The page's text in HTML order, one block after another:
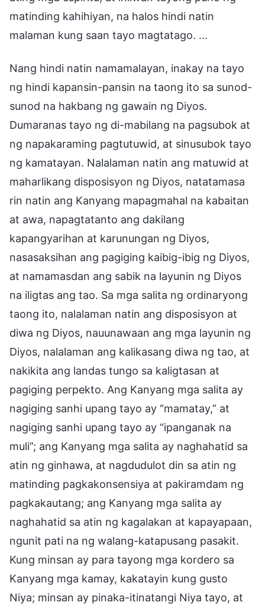
matinding kahihiyan, na halos hindi natin
malaman kung saan tayo magtatago. …
Nang hindi natin namamalayan, inakay na tayo
ng hindi kapansin-pansin na taong ito sa sunod-
sunod na hakbang ng gawain ng Diyos.
Dumaranas tayo ng di-mabilang na pagsubok at
ng napakaraming pagtutuwid, at sinusubok tayo
ng kamatayan. Nalalaman natin ang matuwid at
maharlikang disposisyon ng Diyos, natatamasa
rin natin ang Kanyang mapagmahal na kabaitan
at awa, napagtatanto ang dakilang
kapangyarihan at karunungan ng Diyos,
nasasaksihan ang pagiging kaibig-ibig ng Diyos,
at namamasdan ang sabik na layunin ng Diyos
na iligtas ang tao. Sa mga salita ng ordinaryong
taong ito, nalalaman natin ang disposisyon at
diwa ng Diyos, nauunawaan ang mga layunin ng
Diyos, nalalaman ang kalikasang diwa ng tao, at
nakikita ang landas tungo sa kaligtasan at
pagiging perpekto. Ang Kanyang mga salita ay
nagiging sanhi upang tayo ay “mamatay,” at
nagiging sanhi upang tayo ay “ipanganak na
muli”; ang Kanyang mga salita ay naghahatid sa
atin ng ginhawa, at nagdudulot din sa atin ng
matinding pagkakonsensiya at pakiramdam ng
pagkakautang; ang Kanyang mga salita ay
naghahatid sa atin ng kagalakan at kapayapaan,
ngunit pati na ng walang-katapusang pasakit.
Kung minsan ay para tayong mga kordero sa
Kanyang mga kamay, kakatayin kung gusto
Niya; minsan ay pinaka-itinatangi Niya tayo, at